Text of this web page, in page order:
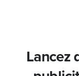
Lancez